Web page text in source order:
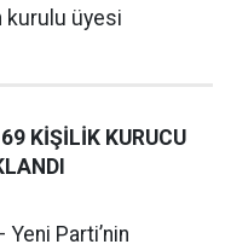
kurulu üyesi
KİŞİLİK KURUCU
Yeni Parti’nin